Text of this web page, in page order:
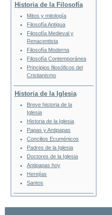
Historia de la Filosofía
Mitos y mitología
Filosofía Antigua
Filosofía Medieval y
Renacentista
Filosofía Moderna
Filosofía Contemporánea
Principios filosóficos del
Cristianismo
Historia de la Iglesia
Breve historia de la
Iglesia
Historia de la Iglesia
Papas y Antipapas
Concilios Ecuménicos
Padres de la Iglesia
Doctores de la Iglesia
Antipapas hoy
Herejías
Santos